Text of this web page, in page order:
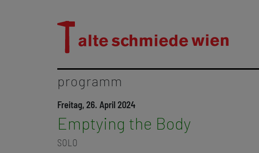
programm
Freitag, 26. April 2024
Emptying the Body
SOLO